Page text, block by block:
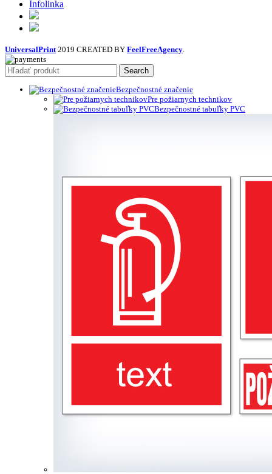
Infolinka
UniversalPrint 2019 CREATED BY FeelFreeAgency
Search
Bezpečnostné značenie
Pre požiarnych technikov
Bezpečnostné tabuľky PVC